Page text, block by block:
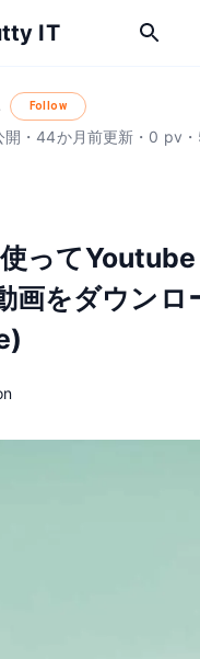
IT
Follow
開 ・44か月前更新 ・ 0 pv ・
ってYoutube
画をダウンロ